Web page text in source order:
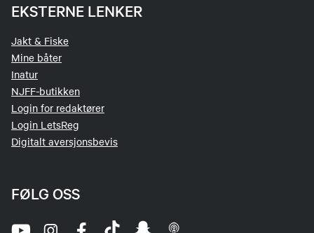
EKSTERNE LENKER
Jakt & Fiske
Mine båter
Inatur
NJFF-butikken
Login for redaktører
Login LetsReg
Digitalt aversjonsbevis
FØLG OSS